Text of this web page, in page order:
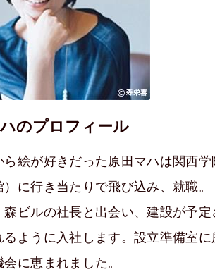
のプロフィール
ら絵が好きだった原田マハは関西
に行き当たりで飛び込み、就職。
森ビルの社長と出会い、建設が予
るように入社します。設立準備室
に恵まれました。